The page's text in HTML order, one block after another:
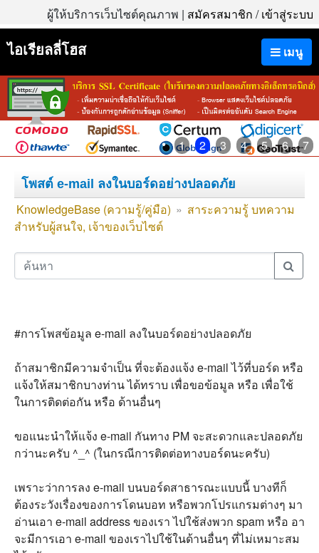
ผู้ให้บริการเว็บไซต์คุณภาพ | สมัครสมาชิก /เข้าสู่ระบบ
เมนู
ไอเรียลลี่โฮส
1 2 3 4 5 6 7
โพสต์ e-mail ลงในบอร์ดอย่างปลอดภัย
KnowledgeBase (ความรู้/คู่มือ) » สาระความรู้ บทความ
สำหรับผู้สนใจ, เจ้าของเว็บไซต์
#การโพสข้อมูล e-mail ลงในบอร์ดอย่างปลอดภัย
ถ้าสมาชิกมีความจำเป็น ที่จะต้องแจ้ง e-mail ไว้ที่บอร์ด หรือ
แจ้งให้สมาชิกบางท่าน ได้ทราบ เพื่อขอข้อมูล หรือ เพื่อใช้
ในการติดต่อกัน หรือ ด้านอื่นๆ
ขอแนะนำให้แจ้ง e-mail กันทาง PM จะสะดวกและปลอดภัย
กว่านะครับ ^_^ (ในกรณีการติดต่อทางบอร์ดนะครับ)
เพราะว่าการลง e-mail บนบอร์ดสาธารณะแบบนี้ บางทีก็
ต้องระวังเรื่องของการโดนบอท หรือพวกโปรแกรมต่างๆ มา
อ่านเอา e-mail address ของเรา ไปใช้ส่งพวก spam หรือ อา
จะมีการเอา e-mail ของเราไปใช้ในด้านอื่นๆ ที่ไม่เหมาะสม